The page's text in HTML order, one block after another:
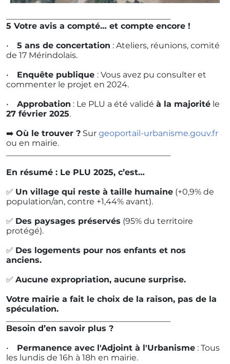
5️ Votre avis a compté… et compte encore !
• 5 ans de concertation : Ateliers, réunions, comité
de 17 Mérindolais.
• Enquête publique : Vous avez pu consulter et
commenter le projet en 2024.
• Approbation : Le PLU a été validé à la majorité le
27 février 2025.
➡️ Où le trouver ? Sur geoportail-urbanisme.gouv.fr
ou en mairie.
En résumé : Le PLU 2025, c’est…
✅ Un village qui reste à taille humaine (+0,9% de
population/an, contre +1,44% avant).
✅ Des paysages préservés (95% du territoire
protégé).
✅ Des logements pour nos enfants et nos
anciens.
✅ Aucune expropriation, aucune surprise.
Votre mairie a fait le choix de la raison, pas de la
spéculation.
Besoin d’en savoir plus ?
• Permanence avec l'Adjoint à l'Urbanisme : Tous
les lundis de 16h à 18h en mairie.